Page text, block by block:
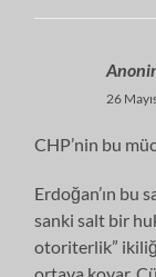
26
CHP’nin bu
Erdoğan’ın bu
sanki salt bir
otoriterlik”
ortaya koyar.